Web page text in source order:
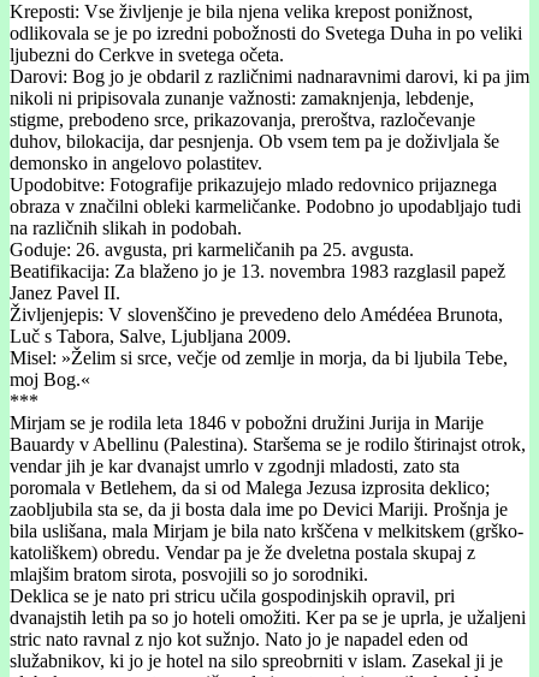
Kreposti: Vse življenje je bila njena velika krepost ponižnost,
odlikovala se je po izredni pobožnosti do Svetega Duha in po veliki
ljubezni do Cerkve in svetega očeta.
Darovi: Bog jo je obdaril z različnimi nadnaravnimi darovi, ki pa jim
nikoli ni pripisovala zunanje važnosti: zamaknjenja, lebdenje,
stigme, prebodeno srce, prikazovanja, preroštva, razločevanje
duhov, bilokacija, dar pesnjenja. Ob vsem tem pa je doživljala še
demonsko in angelovo polastitev.
Upodobitve: Fotografije prikazujejo mlado redovnico prijaznega
obraza v značilni obleki karmeličanke. Podobno jo upodabljajo tudi
na različnih slikah in podobah.
Goduje: 26. avgusta, pri karmeličanih pa 25. avgusta.
Beatifikacija: Za blaženo jo je 13. novembra 1983 razglasil papež
Janez Pavel II.
Življenjepis: V slovenščino je prevedeno delo Amédéea Brunota,
Luč s Tabora, Salve, Ljubljana 2009.
Misel: »Želim si srce, večje od zemlje in morja, da bi ljubila Tebe,
moj Bog.«
***
Mirjam se je rodila leta 1846 v pobožni družini Jurija in Marije
Bauardy v Abellinu (Palestina). Staršema se je rodilo štirinajst otrok,
vendar jih je kar dvanajst umrlo v zgodnji mladosti, zato sta
poromala v Betlehem, da si od Malega Jezusa izprosita deklico;
zaobljubila sta se, da ji bosta dala ime po Devici Mariji. Prošnja je
bila uslišana, mala Mirjam je bila nato krščena v melkitskem (grško-
katoliškem) obredu. Vendar pa je že dveletna postala skupaj z
mlajšim bratom sirota, posvojili so jo sorodniki.
Deklica se je nato pri stricu učila gospodinjskih opravil, pri
dvanajstih letih pa so jo hoteli omožiti. Ker pa se je uprla, je užaljeni
stric nato ravnal z njo kot sužnjo. Nato jo je napadel eden od
služabnikov, ki jo je hotel na silo spreobrniti v islam. Zasekal ji je